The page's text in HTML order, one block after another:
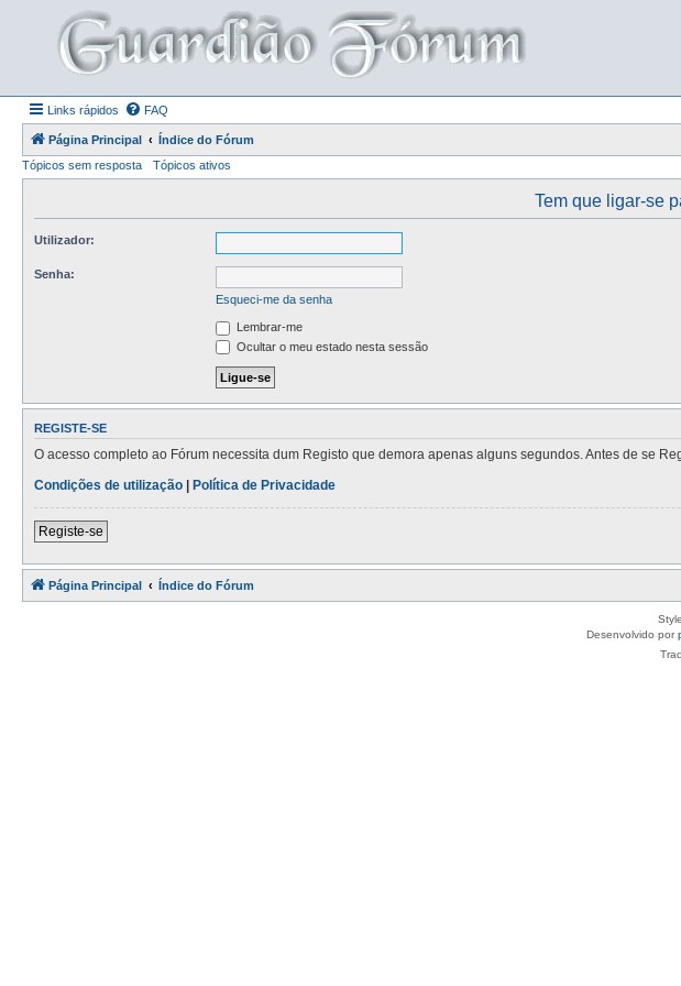
Links rápidos FAQ
Página Principal
Índice do Fórum
Tópicos sem resposta
Tópicos ativos
Tem que ligar-se
Utilizador:
Senha:
Esqueci-me da senha
Lembrar-me
Ocultar o meu estado nesta sessão
REGISTE-SE
O acesso completo ao Fórum necessita dum Registo que demora apenas alguns segundos. Antes de se
Condições de utilização | Política de Privacidade
Registe-se
Página Principal Índice do Fórum
Desenvolvido por